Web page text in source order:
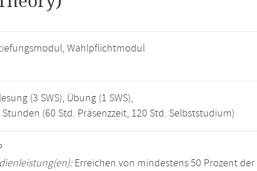
Wahlpflichtmodul
(3 SWS), Übung (1 SWS),
Stunden (60 Std. Präsenzzeit, 120 Std. Selbststudium)
Erreichen von mindestens 50 Prozent